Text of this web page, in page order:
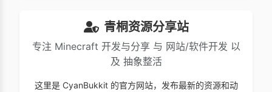
青桐资源分享站
专注 Minecraft 开发与分享 与 网站/软件开发 以
及 抽象整活
这里是 CyanBukkit 的官方网站，发布最新的资源和动